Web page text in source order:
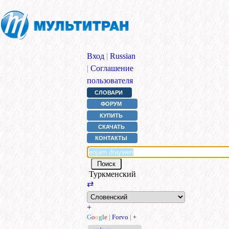
Вход | Russian
| Соглашение
пользователя
СЛОВАРИ
ФОРУМ
КУПИТЬ
СКАЧАТЬ
КОНТАКТЫ
Туркменский
⇄
+
Google | Forvo | +